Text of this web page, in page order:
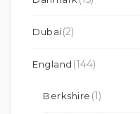
Dubai(2)
England (144)
Berkshire (1)